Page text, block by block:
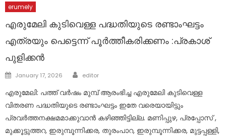
erumely
എരുമേലി കുടിവെള്ള പദ്ധതിയുടെ രണ്ടാംഘട്ടം
എത്രയും പെട്ടെന്ന് പൂർത്തീകരിക്കണം :പ്രകാശ്
പുളിക്കൻ
Posted
January 17, 2026 Author
editor
എരുമേലി: പത്ത് വർഷം മുമ്പ് ആരംഭിച്ച എരുമേലി കുടിവെള്ള
വിതരണ പദ്ധതിയുടെ രണ്ടാംഘട്ടം ഇതേ വരെയായിട്ടും
പ്രവർത്തനക്ഷമമാക്കുവാൻ കഴിഞ്ഞിട്ടില്ല. മണിപ്പുഴ, പ്രപ്പോസ് ,
മുക്കൂട്ടുത്തറ, ഇരുമ്പൂന്നിക്കര, തുരംപാറ, ഇരുമ്പൂന്നിക്കര, മുട്ടപ്പള്ളി,